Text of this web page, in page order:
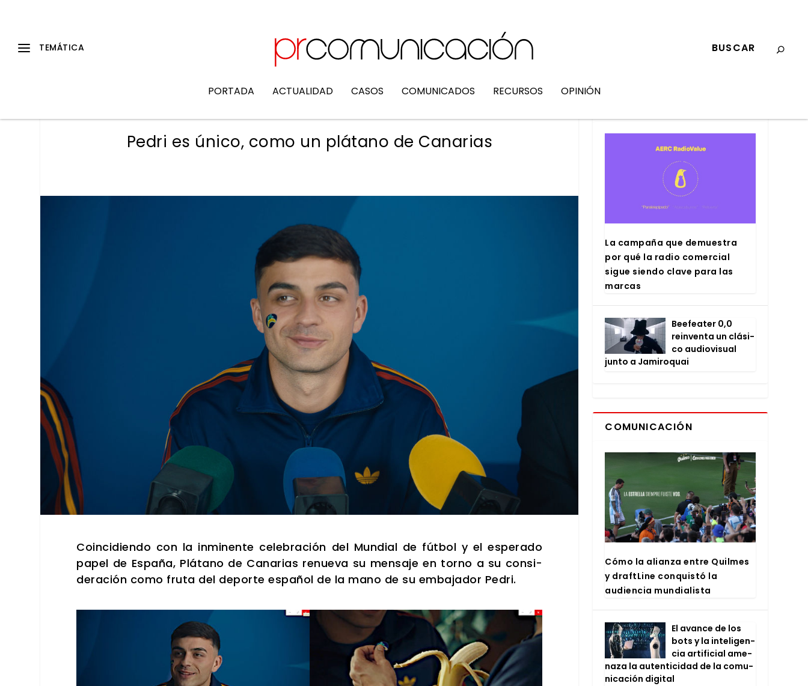
PORTADA ACTUALIDAD CASOS COMUNICADOS RECURSOS OPINIÓN
Pedri es único, como un plátano de Canarias
Coin­ci­dien­do con la inmi­nen­te cele­bra­ción del Mun­dial de fút­bol y el espe­ra­do
papel de Espa­ña, Plá­tano de Cana­rias renue­va su men­sa­je en torno a su con­si­
de­ra­ción como fru­ta del depor­te espa­ñol de la mano de su emba­ja­dor Pedri.
La cam­pa­ña que demues­tra
por qué la radio comer­cial
sigue sien­do cla­ve para las
mar­cas
Bee­fea­ter 0,0
rein­ven­ta un clá­si­
co audio­vi­sual
jun­to a Jami­ro­quai
COMUNICACIÓN
Cómo la alian­za entre Quil­mes
y draftLi­ne con­quis­tó la
audien­cia mun­dia­lis­ta
El avan­ce de los
bots y la inte­li­gen­
cia arti­fi­cial ame­
na­za la auten­ti­ci­dad de la comu­
ni­ca­ción digi­tal